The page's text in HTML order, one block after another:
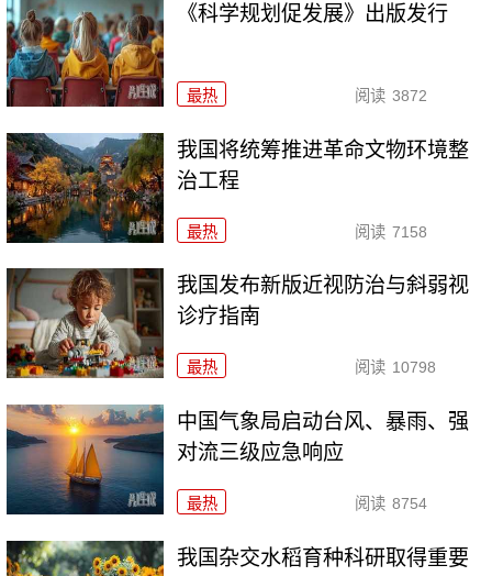
《科学规划促发展》出版发行
最热 阅读 3872
我国将统筹推进革命文物环境整
治工程
最热 阅读 7158
我国发布新版近视防治与斜弱视
诊疗指南
最热 阅读 10798
中国气象局启动台风、暴雨、强
对流三级应急响应
最热 阅读 8754
我国杂交水稻育种科研取得重要